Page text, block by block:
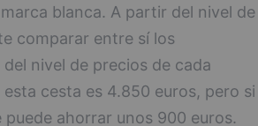
blanca. A partir del nivel de
comparar entre sí los
nivel de precios de cada
cesta es 4.850 euros, pero si
ahorrar unos 900 euros.